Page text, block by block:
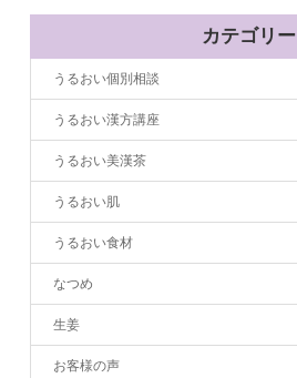
カテゴリー
うるおい個別相談
うるおい漢方講座
うるおい美漢茶
うるおい肌
うるおい食材
なつめ
生姜
お客様の声